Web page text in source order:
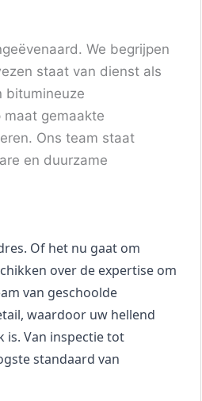
We begrijpen
staat van dienst als
bitumineuze
gemaakte
Ons team staat
en duurzame
Of het nu gaat om
over de expertise om
van geschoolde
waardoor uw hellend
is. Van inspectie tot
standaard van